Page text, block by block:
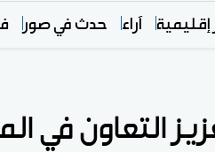
إقليمية آراء حدث في صور
التعاون في